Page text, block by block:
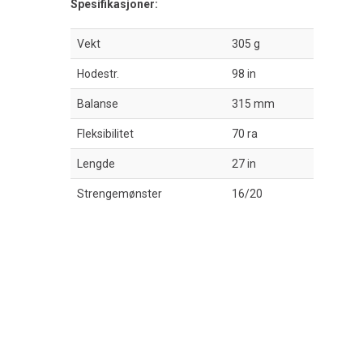
Spesifikasjoner:
Vekt 305 g
Hodestr. 98 in
Balanse 315 mm
Fleksibilitet 70 ra
Lengde 27 in
Strengemønster 16/20